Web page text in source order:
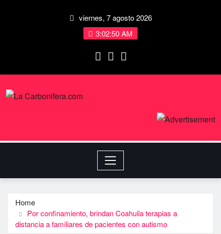
viernes, 7 agosto 2026
3:02:51 AM
Home
Por confinamiento, brindan Coahuila terapias a
distancia a familiares de pacientes con autismo